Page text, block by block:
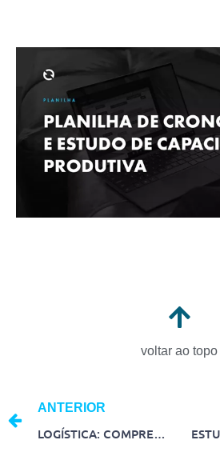
voltar ao topo
ANTERIOR
LOGÍSTICA: COMPREENDA SEU FUNCIONAMENTO, TIPOS E IMPORTÂNCIA